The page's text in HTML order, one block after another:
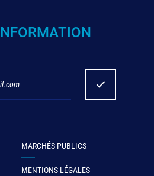
MARCHÉS PUBLICS
MENTIONS LÉGALES